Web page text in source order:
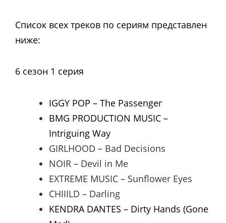
Список всех треков по сериям представлен
ниже:
6 сезон 1 серия
IGGY POP – The Passenger
BMG PRODUCTION MUSIC –
Intriguing Way
GIRLHOOD – Bad Decisions
NOIR – Devil in Me
EXTREME MUSIC – Sunflower Eyes
CHIIILD – Darling
KENDRA DANTES – Dirty Hands (Gone